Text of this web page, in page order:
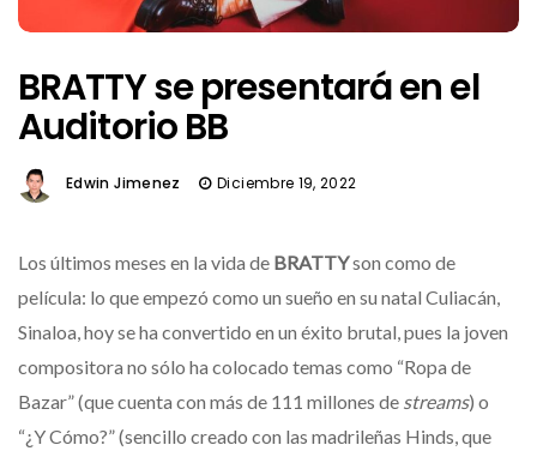
BRATTY se presentará en el
Auditorio BB
Edwin Jimenez Diciembre 19, 2022
Los últimos meses en la vida de BRATTYson como de
película: lo que empezó como un sueño en su natal Culiacán,
Sinaloa, hoy se ha convertido en un éxito brutal, pues la joven
compositora no sólo ha colocado temas como “Ropa de
Bazar” (que cuenta con más de 111 millones de streams) o
“¿Y Cómo?” (sencillo creado con las madrileñas Hinds, que